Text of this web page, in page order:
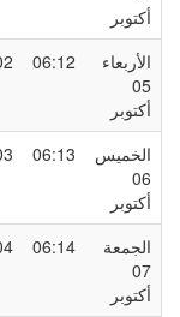
06:12
08:02
06:13
08:03
06:14
08:04